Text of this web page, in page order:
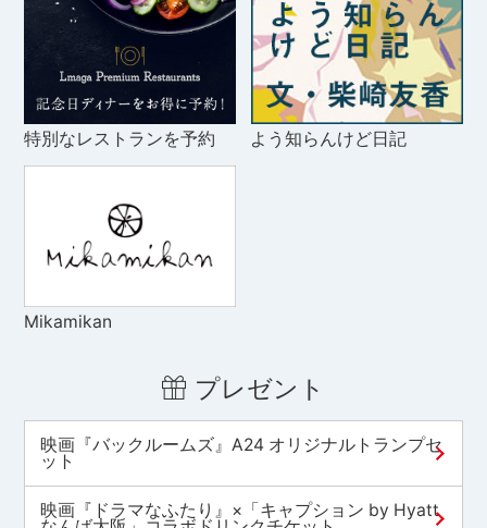
特別なレストランを予約 よう知らんけど日記
Mikamikan
プレゼント
映画『バックルームズ』A24 オリジナルトランプセ
ット
映画『ドラマなふたり』×「キャプション by Hyatt